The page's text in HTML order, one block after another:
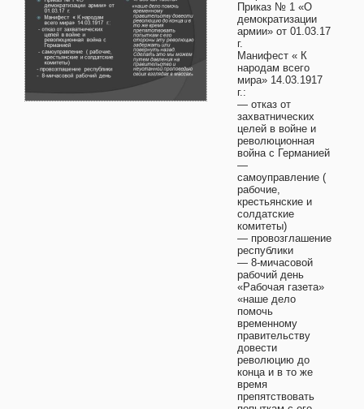
Приказ № 1 «О
демократизации
армии» от 01.03.17
г.
Манифест « К
народам всего
мира» 14.03.1917
г.:
— отказ от
захватнических
целей в войне и
революционная
война с Германией
—
самоуправление (
рабочие,
крестьянские и
солдатские
комитеты)
— провозглашение
республики
— 8-мичасовой
рабочий день
«Рабочая газета»
«наше дело
помочь
временному
правительству
довести
революцию до
конца и в то же
время
препятствовать